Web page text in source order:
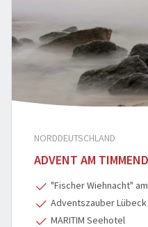
NORDDEUTSCHLAND
ADVENT AM
"Fischer Wiehnacht"
Adventszauber
MARITIM Seehotel